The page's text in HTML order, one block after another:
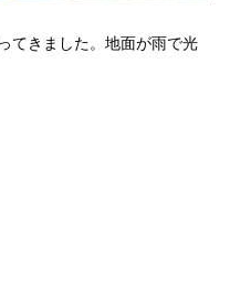
てきました。地面が雨で光